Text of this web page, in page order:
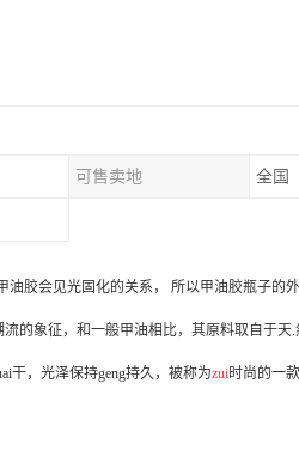
可售卖地 全国
胶会见光固化的关系， 所以甲油胶瓶子的
的象征，和一般甲油相比，其原料取自于
干，光泽保持geng持久，被称为zui时尚的一